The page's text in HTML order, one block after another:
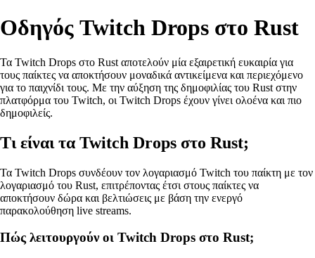
Οδηγός Twitch Drops στο Rust
Τα Twitch Drops στο Rust αποτελούν μία εξαιρετική ευκαιρία για
τους παίκτες να αποκτήσουν μοναδικά αντικείμενα και περιεχόμενο
για το παιχνίδι τους. Με την αύξηση της δημοφιλίας του Rust στην
πλατφόρμα του Twitch, οι Twitch Drops έχουν γίνει ολοένα και πιο
δημοφιλείς.
Τι είναι τα Twitch Drops στο Rust;
Τα Twitch Drops συνδέουν τον λογαριασμό Twitch του παίκτη με τον
λογαριασμό του Rust, επιτρέποντας έτσι στους παίκτες να
αποκτήσουν δώρα και βελτιώσεις με βάση την ενεργό
παρακολούθηση live streams.
Πώς λειτουργούν οι Twitch Drops στο Rust;